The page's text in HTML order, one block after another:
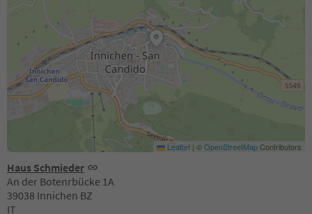
Haus Schmieder
An der Botenrbücke 1A
39038 Innichen BZ
IT
Leaflet | ©OpenStreetMapContributors